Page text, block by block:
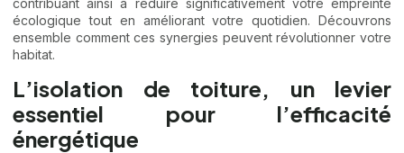
écologique tout en améliorant votre quotidien. Découvrons
ensemble comment ces synergies peuvent révolutionner votre
habitat.
L’isolation de toiture, un levier
essentiel pour l’efficacité
énergétique